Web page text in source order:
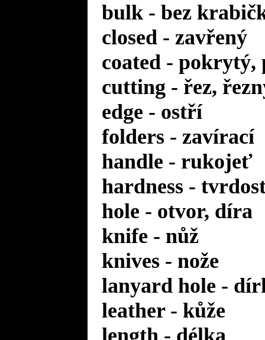
bulk - bez
closed - zavřený
coated - pokrytý,
cutting - řez,
edge - ostří
folders - zavírací
handle - rukojeť
hardness -
hole - otvor, díra
knife - nůž
knives - nože
lanyard hole -
leather - kůže
length - délka